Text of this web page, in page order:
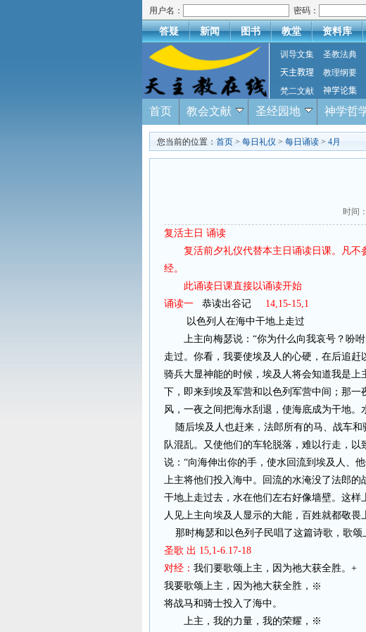
用户名： 密码：
答疑 新闻 图书 教堂 资料库
训导文集 圣教法典
天主教理
教理纲要
梵二文献
神学论集
首页 教会文献 圣经园地 神学哲
您当前的位置： 首页 > 每日礼仪 > 每日诵读 > 4月
时间
复活主日 诵读
复活前夕礼仪代替本主日诵读日课。凡
经。
此诵读日课直接以诵读开始
诵读一
恭读出谷记
14,15-15,1
以色列人在海中干地上走过
上主向梅瑟说：“你为什么向我哀号？吩
走过。你看，我要使埃及人的心硬，在后追
骑兵大显神能的时候，埃及人将会知道我是
下，即来到埃及军营和以色列军营中间；那
风，一夜之间把海水刮退，使海底成为干地
随后埃及人也赶来，法郎所有的马、战车
队混乱。又使他们的车轮脱落，难以行走，
说：“向海伸出你的手，使水回流到埃及人、
上主将他们投入海中。回流的水淹没了法郎
干地上走过去，水在他们左右好像墙壁。这
人见上主向埃及人显示的大能，百姓就都敬畏
那时梅瑟和以色列子民唱了这篇诗歌，歌颂
圣歌 出 15,1-6.17-18
对经： 我们要歌颂上主，因为祂大获全胜。+
我要歌颂上主，因为祂大获全胜， ※
将战马和骑士投入了海中。
上主，我的力量，我的荣耀，※